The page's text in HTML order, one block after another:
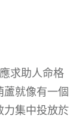
求助人命格
就像有一個
力集中投放於